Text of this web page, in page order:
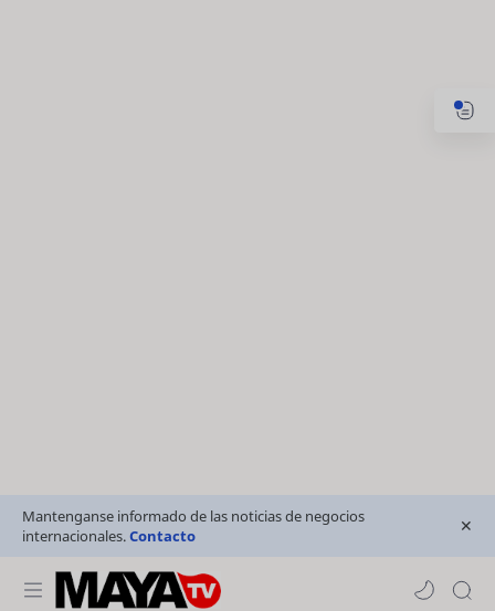
Mantenganse informado de las noticias de negocios
internacionales.Contacto